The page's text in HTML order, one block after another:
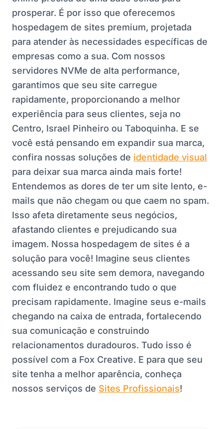
prosperar. É por isso que oferecemos
hospedagem de sites premium, projetada
para atender às necessidades específicas de
empresas como a sua. Com nossos
servidores NVMe de alta performance,
garantimos que seu site carregue
rapidamente, proporcionando a melhor
experiência para seus clientes, seja no
Centro, Israel Pinheiro ou Taboquinha. E se
você está pensando em expandir sua marca,
confira nossas soluções de identidade visual
para deixar sua marca ainda mais forte!
Entendemos as dores de ter um site lento, e-
mails que não chegam ou que caem no spam.
Isso afeta diretamente seus negócios,
afastando clientes e prejudicando sua
imagem. Nossa hospedagem de sites é a
solução para você! Imagine seus clientes
acessando seu site sem demora, navegando
com fluidez e encontrando tudo o que
precisam rapidamente. Imagine seus e-mails
chegando na caixa de entrada, fortalecendo
sua comunicação e construindo
relacionamentos duradouros. Tudo isso é
possível com a Fox Creative. E para que seu
site tenha a melhor aparência, conheça
nossos serviços de Sites Profissionais!